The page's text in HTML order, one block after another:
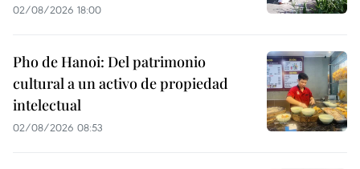
02/08/2026 18:00
Pho de Hanoi: Del patrimonio
cultural a un activo de propiedad
intelectual
02/08/2026 08:53